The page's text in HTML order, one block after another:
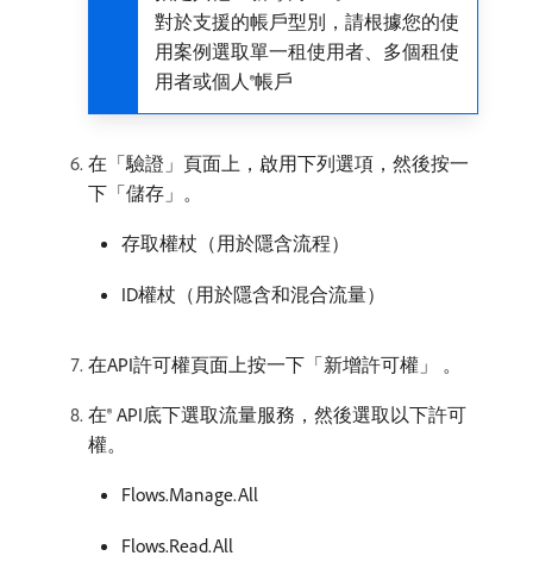
對於支援的帳戶型別，請根據您的使
用案例選取單一租使用者、多個租使
用者或個人®帳戶
在「驗證」頁面上，啟用下列選項，然後按一
下「儲存」。
存取權杖（用於隱含流程）
ID權杖（用於隱含和混合流量）
在API許可權頁面上按一下「新增許可權」 。
在® API底下選取流量服務，然後選取以下許可
權。
Flows.Manage.All
Flows.Read.All